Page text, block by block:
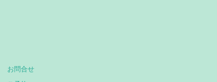
お問合せ